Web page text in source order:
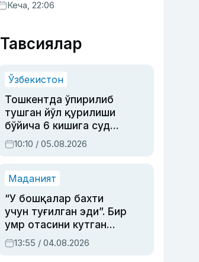
Кеча, 22:06
Тавсиялар
Ўзбекистон
Тошкентда ўпирилиб
тушган йўл қурилиши
бўйича 6 кишига суд
ҳукми ўқилди
10:10 / 05.08.2026
Маданият
“У бошқалар бахти
учун туғилган эди”. Бир
умр отасини кутган
актриса ва дубльяж
устаси Римма
13:55 / 04.08.2026